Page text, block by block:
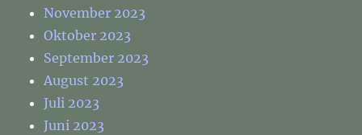
November 2023
Oktober 2023
September 2023
August 2023
Juli 2023
Juni 2023